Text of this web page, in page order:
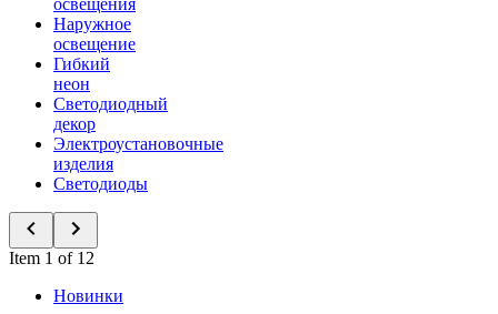
освещения
Наружное
освещение
Гибкий
неон
Светодиодный
декор
Электроустановочные
изделия
Светодиоды
Item 1 of 12
Новинки